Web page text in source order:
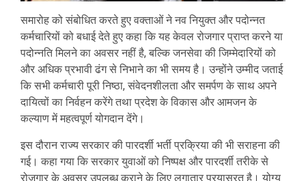
समारोह को संबोधित करते हुए वक्ताओं ने नव नियुक्त और पदोन्नत
कर्मचारियों को बधाई देते हुए कहा कि यह केवल रोजगार प्राप्त करने या
पदोन्नति मिलने का अवसर नहीं है, बल्कि जनसेवा की जिम्मेदारियों को
और अधिक प्रभावी ढंग से निभाने का भी समय है। उन्होंने उम्मीद जताई
कि सभी कर्मचारी पूरी निष्ठा, संवेदनशीलता और समर्पण के साथ अपने
दायित्वों का निर्वहन करेंगे तथा प्रदेश के विकास और आमजन के
कल्याण में महत्वपूर्ण योगदान देंगे।
इस दौरान राज्य सरकार की पारदर्शी भर्ती प्रक्रिया की भी सराहना की
गई। कहा गया कि सरकार युवाओं को निष्पक्ष और पारदर्शी तरीके से
रोजगार के अवसर उपलब्ध कराने के लिए लगातार प्रयासरत है। योग्य